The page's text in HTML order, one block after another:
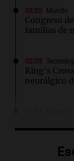
02:32 Mundo
Congreso
familias de
02:03
King's
neurálgico
salud entre